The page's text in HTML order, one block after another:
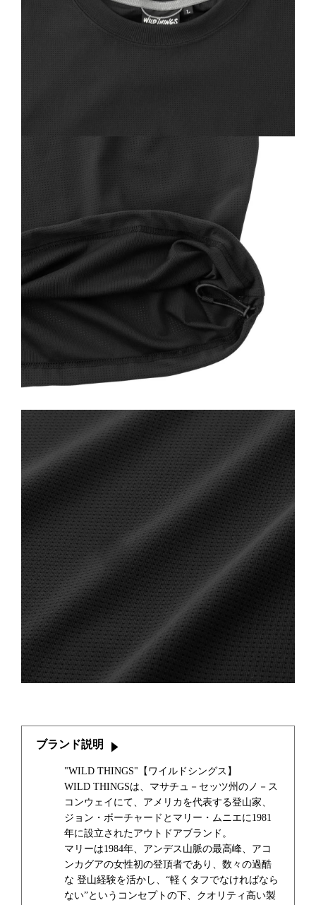
ブランド説明
"WILD THINGS"【ワイルドシングス】
WILD THINGSは、マサチュ－セッツ州のノ－ス
コンウェイにて、アメリカを代表する登山家、
ジョン・ボーチャードとマリー・ムニエに1981
年に設立されたアウトドアブランド。
マリーは1984年、アンデス山脈の最高峰、アコ
ンカグアの女性初の登頂者であり、数々の過酷
な 登山経験を活かし、“軽くタフでなければなら
ない”というコンセプトの下、クオリティ高い製